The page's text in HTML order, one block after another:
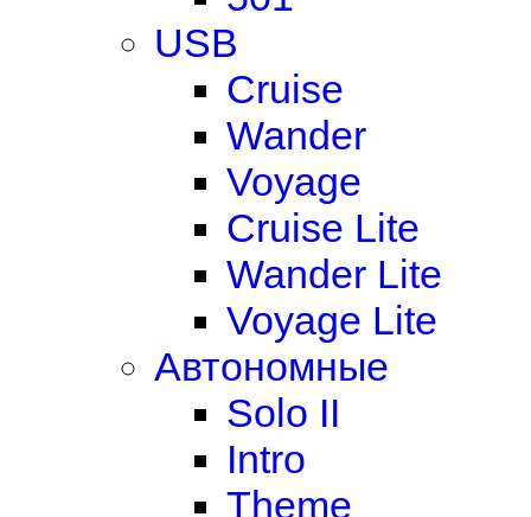
USB
Cruise
Wander
Voyage
Cruise Lite
Wander Lite
Voyage Lite
Автономные
Solo II
Intro
Theme